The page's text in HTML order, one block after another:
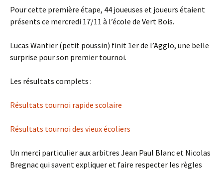
Pour cette première étape, 44 joueuses et joueurs étaient
présents ce mercredi 17/11 à l’école de Vert Bois.
Lucas Wantier (petit poussin) finit 1er de l’Agglo, une belle
surprise pour son premier tournoi.
Les résultats complets :
Résultats tournoi rapide scolaire
Résultats tournoi des vieux écoliers
Un merci particulier aux arbitres Jean Paul Blanc et Nicolas
Bregnac qui savent expliquer et faire respecter les règles